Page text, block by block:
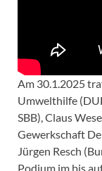
Am 30.1.2025
Umwelthilfe
SBB), Claus
Gewerkschaft
Jürgen Resch
Podium im bis